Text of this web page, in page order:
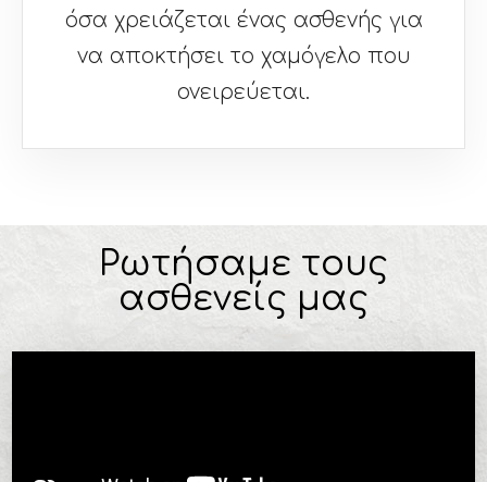
όσα χρειάζεται ένας ασθενής για
να αποκτήσει το χαμόγελο που
ονειρεύεται.
Ρωτήσαμε τους
ασθενείς μας